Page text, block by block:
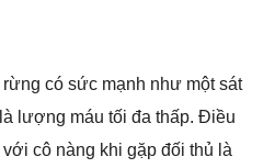
có sức mạnh như một sát
lượng máu tối đa thấp. Điều
cô nàng khi gặp đối thủ là